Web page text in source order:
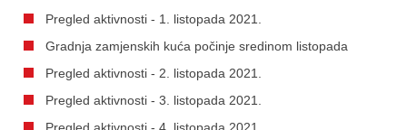
Pregled aktivnosti - 1. listopada 2021.
Gradnja zamjenskih kuća počinje sredinom listopada
Pregled aktivnosti - 2. listopada 2021.
Pregled aktivnosti - 3. listopada 2021.
Pregled aktivnosti - 4. listopada 2021.